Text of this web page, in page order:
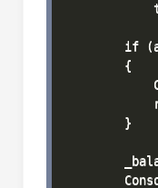
if
        {
        }